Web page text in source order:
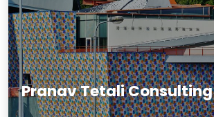
Pranav Tetali Consulting